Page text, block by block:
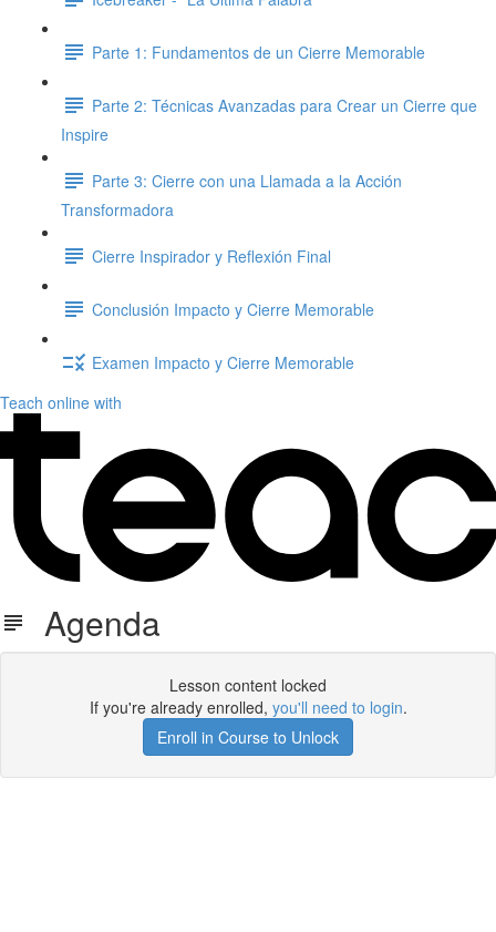
Parte 1: Fundamentos de un Cierre Memorable
Parte 2: Técnicas Avanzadas para Crear un Cierre que
Inspire
Parte 3: Cierre con una Llamada a la Acción
Transformadora
Cierre Inspirador y Reflexión Final
Conclusión Impacto y Cierre Memorable
Examen Impacto y Cierre Memorable
Teach online with
Agenda
Lesson content locked
If you're already enrolled, you'll need to login.
Enroll in Course to Unlock